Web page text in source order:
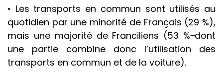
• Les transports en commun sont utilisés au
quotidien par une minorité de Français (29 %),
mais une majorité de Franciliens (53 % ̶dont
une partie combine donc l’utilisation des
transports en commun et de la voiture).